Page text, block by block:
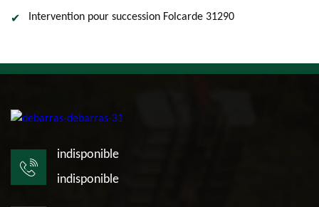
Intervention pour succession Folcarde 31290
indisponible
indisponible